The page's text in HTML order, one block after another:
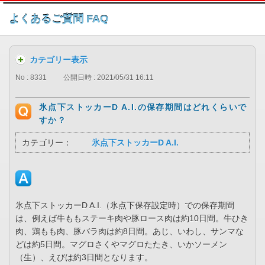
このページの本文へ
よくあるご質問 FAQ
カテゴリー表示
No : 8331 公開日時 : 2021/05/31 16:11
氷点下ストッカーD A.I.の保存期間はどれくらいで
すか？
カテゴリー： 氷点下ストッカーD A.I.
氷点下ストッカーD A.I.（氷点下保存設定時）での保存期間
は、例えば牛ももステーキ肉や豚ロース肉は約10日間。牛ひき
肉、鶏もも肉、豚バラ肉は約8日間。あじ、いわし、サンマな
どは約5日間。マグロさくやマグロたたき、いかソーメン
（生）、えびは約3日間となります。